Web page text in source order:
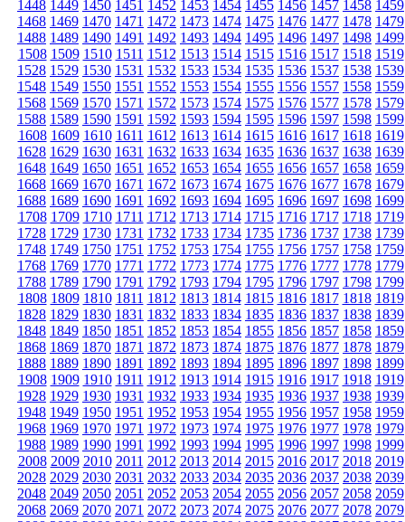
1448 1449 1450 1451 1452 1453 1454 1455 1456 1457 1458 1459
1468 1469 1470 1471 1472 1473 1474 1475 1476 1477 1478 1479
1488 1489 1490 1491 1492 1493 1494 1495 1496 1497 1498 1499
1508 1509 1510 1511 1512 1513 1514 1515 1516 1517 1518 1519
1528 1529 1530 1531 1532 1533 1534 1535 1536 1537 1538 1539
1548 1549 1550 1551 1552 1553 1554 1555 1556 1557 1558 1559
1568 1569 1570 1571 1572 1573 1574 1575 1576 1577 1578 1579
1588 1589 1590 1591 1592 1593 1594 1595 1596 1597 1598 1599
1608 1609 1610 1611 1612 1613 1614 1615 1616 1617 1618 1619
1628 1629 1630 1631 1632 1633 1634 1635 1636 1637 1638 1639
1648 1649 1650 1651 1652 1653 1654 1655 1656 1657 1658 1659
1668 1669 1670 1671 1672 1673 1674 1675 1676 1677 1678 1679
1688 1689 1690 1691 1692 1693 1694 1695 1696 1697 1698 1699
1708 1709 1710 1711 1712 1713 1714 1715 1716 1717 1718 1719
1728 1729 1730 1731 1732 1733 1734 1735 1736 1737 1738 1739
1748 1749 1750 1751 1752 1753 1754 1755 1756 1757 1758 1759
1768 1769 1770 1771 1772 1773 1774 1775 1776 1777 1778 1779
1788 1789 1790 1791 1792 1793 1794 1795 1796 1797 1798 1799
1808 1809 1810 1811 1812 1813 1814 1815 1816 1817 1818 1819
1828 1829 1830 1831 1832 1833 1834 1835 1836 1837 1838 1839
1848 1849 1850 1851 1852 1853 1854 1855 1856 1857 1858 1859
1868 1869 1870 1871 1872 1873 1874 1875 1876 1877 1878 1879
1888 1889 1890 1891 1892 1893 1894 1895 1896 1897 1898 1899
1908 1909 1910 1911 1912 1913 1914 1915 1916 1917 1918 1919
1928 1929 1930 1931 1932 1933 1934 1935 1936 1937 1938 1939
1948 1949 1950 1951 1952 1953 1954 1955 1956 1957 1958 1959
1968 1969 1970 1971 1972 1973 1974 1975 1976 1977 1978 1979
1988 1989 1990 1991 1992 1993 1994 1995 1996 1997 1998 1999
2008 2009 2010 2011 2012 2013 2014 2015 2016 2017 2018 2019
2028 2029 2030 2031 2032 2033 2034 2035 2036 2037 2038 2039
2048 2049 2050 2051 2052 2053 2054 2055 2056 2057 2058 2059
2068 2069 2070 2071 2072 2073 2074 2075 2076 2077 2078 2079